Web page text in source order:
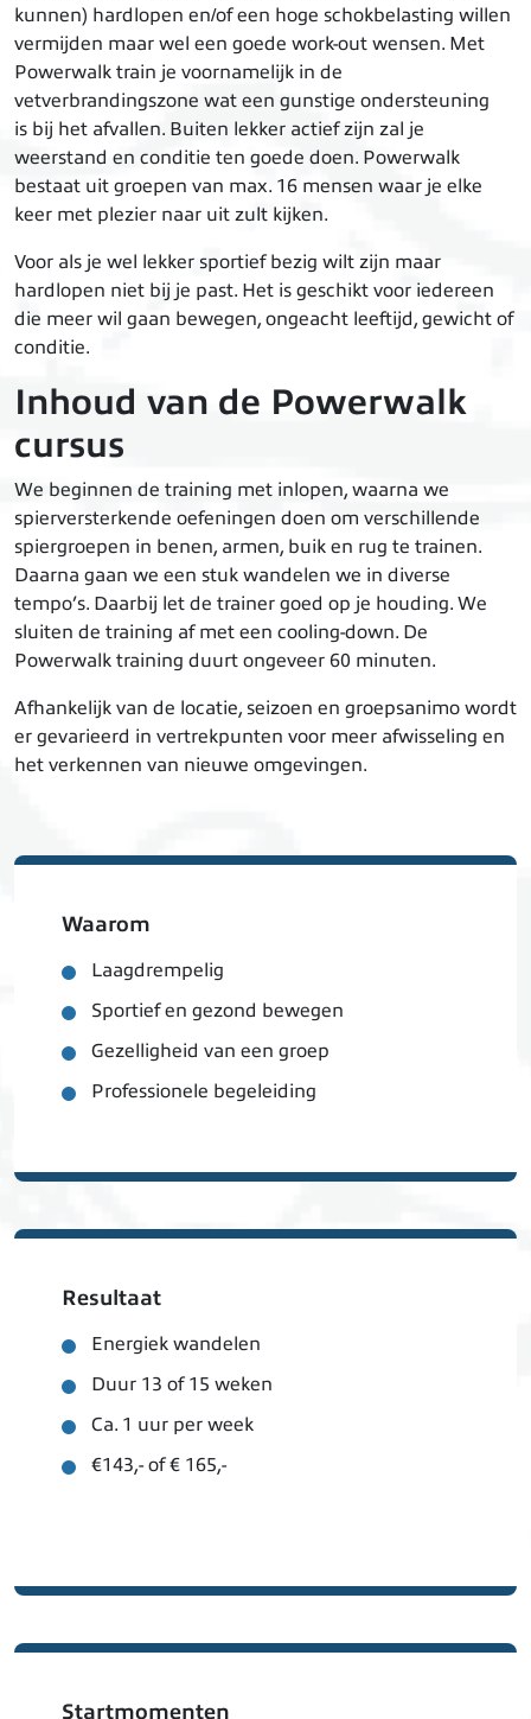
kunnen) hardlopen en/of een hoge schokbelasting willen
vermijden maar wel een goede work-out wensen. Met
Powerwalk train je voornamelijk in de
vetverbrandingszone wat een gunstige ondersteuning
is bij het afvallen. Buiten lekker actief zijn zal je
weerstand en conditie ten goede doen. Powerwalk
bestaat uit groepen van max. 16 mensen waar je elke
keer met plezier naar uit zult kijken.
Voor als je wel lekker sportief bezig wilt zijn maar
hardlopen niet bij je past. Het is geschikt voor iedereen
die meer wil gaan bewegen, ongeacht leeftijd, gewicht of
conditie.
Inhoud van de Powerwalk
cursus
We beginnen de training met inlopen, waarna we
spierversterkende oefeningen doen om verschillende
spiergroepen in benen, armen, buik en rug te trainen.
Daarna gaan we een stuk wandelen we in diverse
tempo’s. Daarbij let de trainer goed op je houding. We
sluiten de training af met een cooling-down. De
Powerwalk training duurt ongeveer 60 minuten.
Afhankelijk van de locatie, seizoen en groepsanimo wordt
er gevarieerd in vertrekpunten voor meer afwisseling en
het verkennen van nieuwe omgevingen.
Waarom
Laagdrempelig
Sportief en gezond bewegen
Gezelligheid van een groep
Professionele begeleiding
Resultaat
Energiek wandelen
Duur 13 of 15 weken
Ca. 1 uur per week
€143,- of € 165,-
Startmomenten